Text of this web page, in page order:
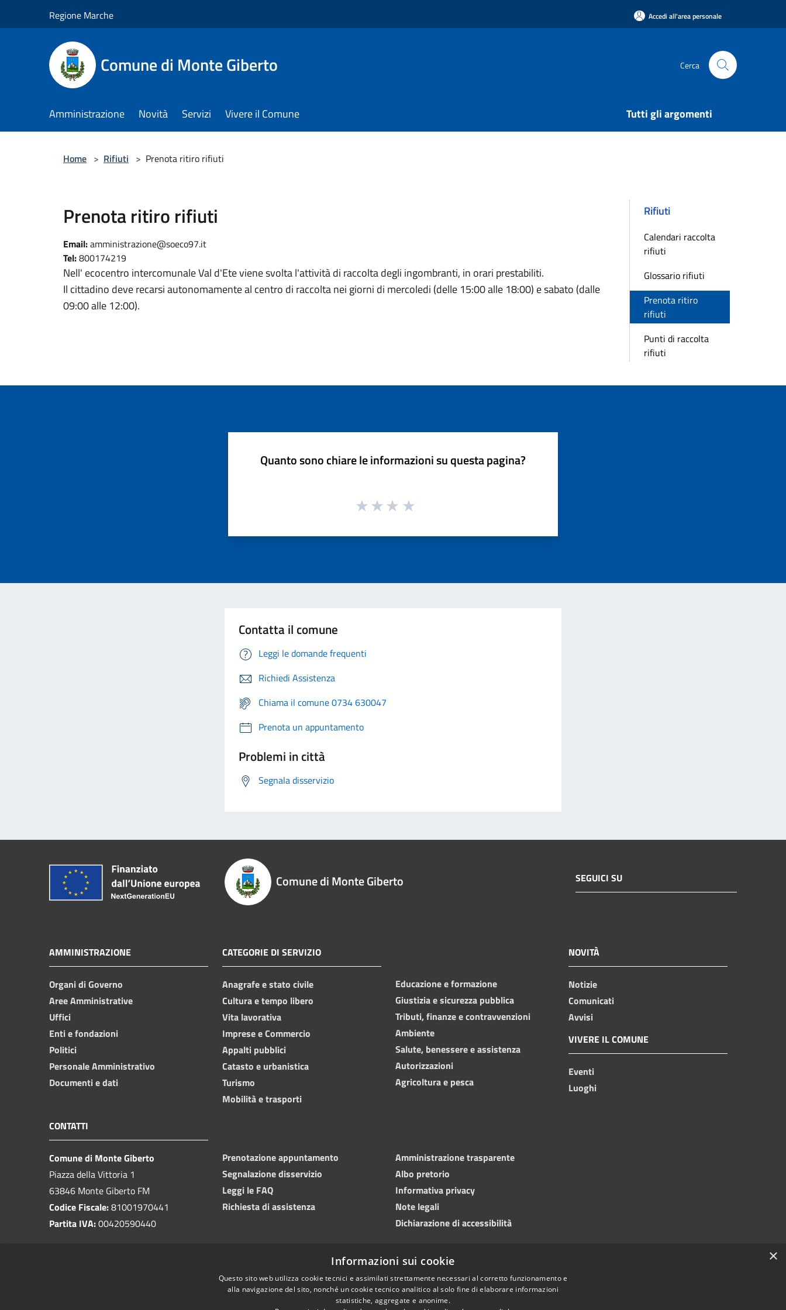
Regione Marche Accedi all'area personale
Comune di Monte Giberto Cerca
Amministrazione Novità Servizi Vivere il Comune Tutti gli argomenti
Home > Rifiuti > Prenota ritiro rifiuti
Prenota ritiro rifiuti
Email:amministrazione@soeco97.it
Tel:800174219
Nell' ecocentro intercomunale Val d'Ete viene svolta l'attività di raccolta degli ingombranti, in orari prestabiliti.
Il cittadino deve recarsi autonomamente al centro di raccolta nei giorni di mercoledi (delle 15:00 alle 18:00) e sabato (dalle
09:00 alle 12:00).
Rifiuti
Calendari raccolta
rifiuti
Glossario rifiuti
Prenota ritiro
rifiuti
Punti di raccolta
rifiuti
Quanto sono chiare le informazioni su questa pagina?
Contatta il comune
Leggi le domande frequenti
Richiedi Assistenza
Chiama il comune 0734 630047
Prenota un appuntamento
Problemi in città
Segnala disservizio
Comune di Monte Giberto SEGUICI SU
AMMINISTRAZIONE
Organi di Governo
Aree Amministrative
Uffici
Enti e fondazioni
Politici
Personale Amministrativo
Documenti e dati
CATEGORIE DI SERVIZIO
Anagrafe e stato civile
Cultura e tempo libero
Vita lavorativa
Imprese e Commercio
Appalti pubblici
Catasto e urbanistica
Turismo
Mobilità e trasporti
Educazione e formazione
Giustizia e sicurezza pubblica
Tributi, finanze e contravvenzioni
Ambiente
Salute, benessere e assistenza
Autorizzazioni
Agricoltura e pesca
NOVITÀ
Notizie
Comunicati
Avvisi
VIVERE IL COMUNE
Eventi
Luoghi
CONTATTI
Comune di Monte Giberto
Piazza della Vittoria 1
63846 Monte Giberto FM
Codice Fiscale:81001970441
Partita IVA:00420590440
Prenotazione appuntamento
Segnalazione disservizio
Leggi le FAQ
Richiesta di assistenza
Amministrazione trasparente
Albo pretorio
Informativa privacy
Note legali
Dichiarazione di accessibilità
×
Informazioni sui cookie
Questo sito web utilizza cookie tecnici e assimilati strettamente necessari al corretto funzionamento e
alla navigazione del sito, nonché un cookie tecnico analitico al solo fine di elaborare informazioni
statistiche, aggregate e anonime.